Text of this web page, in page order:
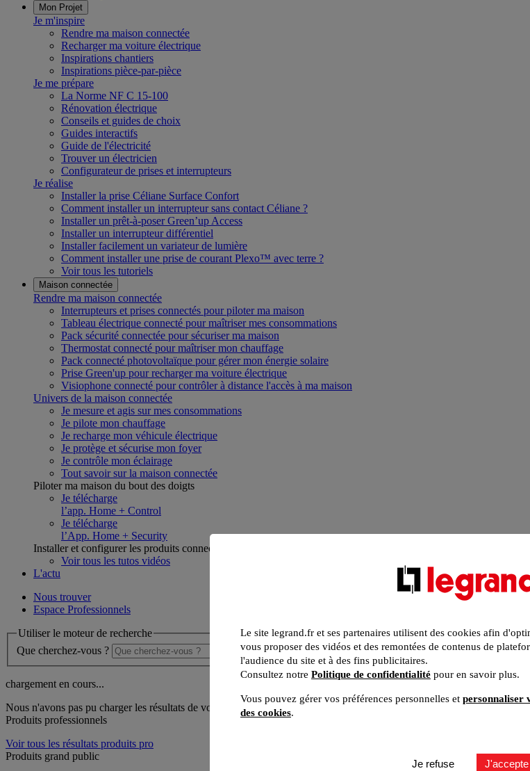
Mon Projet
Je m'inspire
Rendre ma maison connectée
Recharger ma voiture électrique
Inspirations chantiers
Inspirations pièce-par-pièce
Je me prépare
La Norme NF C 15-100
Rénovation électrique
Conseils et guides de choix
Guides interactifs
Guide de l'électricité
Trouver un électricien
Configurateur de prises et interrupteurs
Je réalise
Installer la prise Céliane Surface Confort
Comment installer un interrupteur sans contact Céliane ?
Installer un prêt-à-poser Green’up Access
Installer un interrupteur différentiel
Installer facilement un variateur de lumière
Comment installer une prise de courant Plexo™ avec terre ?
Voir tous les tutoriels
Maison connectée
Rendre ma maison connectée
Interrupteurs et prises connectés pour piloter ma maison
Tableau électrique connecté pour maîtriser mes consommations
Pack sécurité connectée pour sécuriser ma maison
Thermostat connecté pour maîtriser mon chauffage
Pack connecté photovoltaïque pour gérer mon énergie solaire
Prise Green'up pour recharger ma voiture électrique
Visiophone connecté pour contrôler à distance l'accès à ma maison
Univers de la maison connectée
Je mesure et agis sur mes consommations
Je pilote mon chauffage
Je recharge mon véhicule électrique
Je protège et sécurise mon foyer
Je contrôle mon éclairage
Tout savoir sur la maison connectée
Piloter ma maison du bout des doigts
Je télécharge
l’app. Home + Control
Je télécharge
l’App. Home + Security
Installer et configurer les produits connectés
Voir tous les tutos vidéos
L'actu
Nous trouver
Espace Professionnels
Utiliser le moteur de recherche
Que cherchez-vous ?
chargement en cours...
Nous n'avons pas pu charger les résultats de votre recherche
Produits professionnels
Voir tous les résultats produits pro
Produits grand public
Le site legrand.fr et ses partenaires utilisent des cookies afin
vous proposer des vidéos et des remontées de contenus de
l'audience du site et à des fins publicitaires.
Consultez notre Politique de confidentialité pour en savoir plus.
Vous pouvez gérer vos préférences personnelles et personnaliser
des cookies.
Je refuse J'accepte